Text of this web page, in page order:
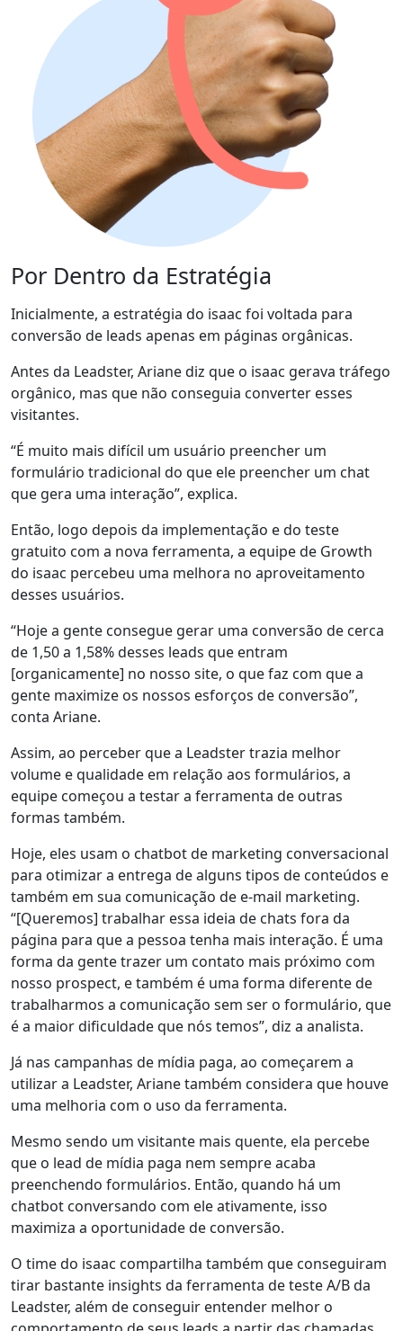
Por Dentro da Estratégia
Inicialmente, a estratégia do isaac foi voltada para
conversão de leads apenas em páginas orgânicas.
Antes da Leadster, Ariane diz que o isaac gerava tráfego
orgânico, mas que não conseguia converter esses
visitantes.
“É muito mais difícil um usuário preencher um
formulário tradicional do que ele preencher um chat
que gera uma interação”, explica.
Então, logo depois da implementação e do teste
gratuito com a nova ferramenta, a equipe de Growth
do isaac percebeu uma melhora no aproveitamento
desses usuários.
“Hoje a gente consegue gerar uma conversão de cerca
de 1,50 a 1,58%desses leads que entram
[organicamente] no nosso site, o que faz com que a
gente maximize os nossos esforços de conversão”,
conta Ariane.
Assim, ao perceber que a Leadster trazia melhor
volume e qualidade em relação aos formulários, a
equipe começou a testar a ferramenta de outras
formas também.
Hoje, eles usam o chatbot de marketing conversacional
para otimizar a entrega de alguns tipos de conteúdos e
também em sua comunicação de e-mail marketing.
“[Queremos] trabalhar essa ideia de chats fora da
página para que a pessoa tenha mais interação. É uma
forma da gente trazer um contato mais próximo com
nosso prospect, e também é uma forma diferente de
trabalharmos a comunicação sem ser o formulário, que
é a maior dificuldade que nós temos”, diz a analista.
Já nas campanhas de mídia paga, ao começarem a
utilizar a Leadster, Ariane também considera que houve
uma melhoria com o uso da ferramenta.
Mesmo sendo um visitante mais quente, ela percebe
que o lead de mídia paga nem sempre acaba
preenchendo formulários. Então, quando há um
chatbot conversando com ele ativamente, isso
maximiza a oportunidade de conversão.
O time do isaac compartilha também que conseguiram
tirar bastante insights da ferramenta de teste A/B da
Leadster, além de conseguir entender melhor o